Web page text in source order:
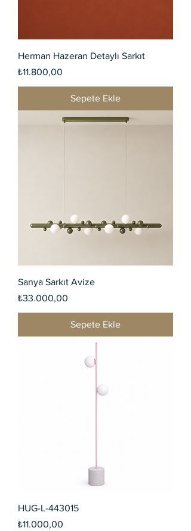
Herman Hazeran Detaylı Sarkıt
Fiyat
₺11.800,00
Sepete Ekle
Sanya Sarkıt Avize
Fiyat
₺33.000,00
Sepete Ekle
HUG-L-443015
Fiyat
₺11.000,00